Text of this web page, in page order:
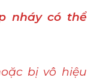
nháy có thể
bị vô hiệu